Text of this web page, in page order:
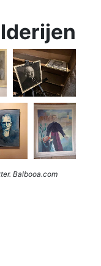
Balbooa.com